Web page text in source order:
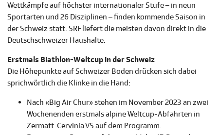
Wettkämpfe auf höchster internationaler Stufe – in neun
Sportarten und 26 Disziplinen – finden kommende Saison in
der Schweiz statt. SRF liefert die meisten davon direkt in die
Deutschschweizer Haushalte.
Erstmals Biathlon-Weltcup in der Schweiz
Die Höhepunkte auf Schweizer Boden drücken sich dabei
sprichwörtlich die Klinke in die Hand:
Nach «Big Air Chur» stehen im November 2023 an zwei
Wochenenden erstmals alpine Weltcup-Abfahrten in
Zermatt-Cervinia VS auf dem Programm.